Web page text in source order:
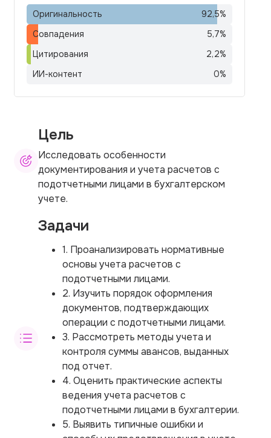
Оригинальность 92,5%
Совпадения
5,7%
Цитирования
2,2%
ИИ-контент
0%
Цель
Исследовать особенности
документирования и учета расчетов с
подотчетными лицами в бухгалтерском
учете.
Задачи
1. Проанализировать нормативные
основы учета расчетов с
подотчетными лицами.
2. Изучить порядок оформления
документов, подтверждающих
операции с подотчетными лицами.
3. Рассмотреть методы учета и
контроля суммы авансов, выданных
под отчет.
4. Оценить практические аспекты
ведения учета расчетов с
подотчетными лицами в бухгалтерии.
5. Выявить типичные ошибки и